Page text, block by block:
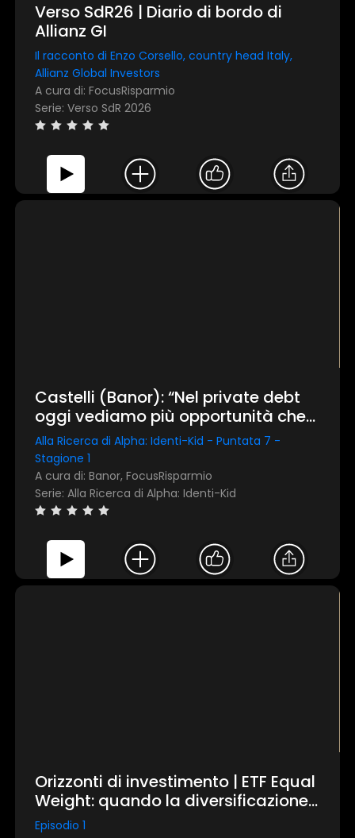
Verso SdR26 | Diario di bordo di
Allianz GI
Il racconto di Enzo Corsello, country head Italy,
Allianz Global Investors
A cura di: FocusRisparmio
Serie: Verso SdR 2026
Castelli (Banor): “Nel private debt
oggi vediamo più opportunità che
motivi per scappare”
Alla Ricerca di Alpha: Identi-Kid - Puntata 7 -
Stagione 1
A cura di: Banor, FocusRisparmio
Serie: Alla Ricerca di Alpha: Identi-Kid
Orizzonti di investimento | ETF Equal
Weight: quando la diversificazione
diventa una scelta strategica
Episodio 1